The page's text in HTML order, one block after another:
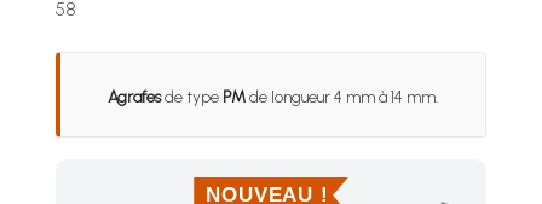
58
Agrafesde type PMde longueur 4 mm à 14 mm.
NOUVEAU !